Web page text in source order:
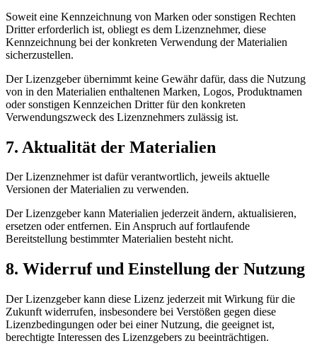
Soweit eine Kennzeichnung von Marken oder sonstigen Rechten
Dritter erforderlich ist, obliegt es dem Lizenznehmer, diese
Kennzeichnung bei der konkreten Verwendung der Materialien
sicherzustellen.
Der Lizenzgeber übernimmt keine Gewähr dafür, dass die Nutzung
von in den Materialien enthaltenen Marken, Logos, Produktnamen
oder sonstigen Kennzeichen Dritter für den konkreten
Verwendungszweck des Lizenznehmers zulässig ist.
7. Aktualität der Materialien
Der Lizenznehmer ist dafür verantwortlich, jeweils aktuelle
Versionen der Materialien zu verwenden.
Der Lizenzgeber kann Materialien jederzeit ändern, aktualisieren,
ersetzen oder entfernen. Ein Anspruch auf fortlaufende
Bereitstellung bestimmter Materialien besteht nicht.
8. Widerruf und Einstellung der Nutzung
Der Lizenzgeber kann diese Lizenz jederzeit mit Wirkung für die
Zukunft widerrufen, insbesondere bei Verstößen gegen diese
Lizenzbedingungen oder bei einer Nutzung, die geeignet ist,
berechtigte Interessen des Lizenzgebers zu beeinträchtigen.